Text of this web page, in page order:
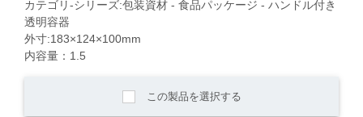
カテゴリ-シリーズ:包装資材 - 食品パッケージ - ハンドル付き
透明容器
外寸:183×124×100mm
内容量：1.5
この製品を選択する